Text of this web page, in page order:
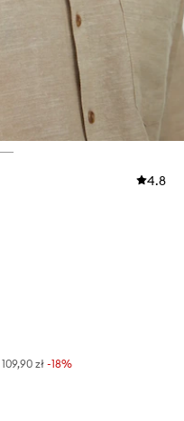
4.8
109,90 zł -18%